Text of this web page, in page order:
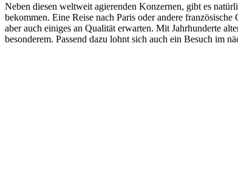
Neben diesen weltweit agierenden Konzernen, gibt es
bekommen. Eine Reise nach Paris oder andere
aber auch einiges an Qualität erwarten. Mit Jahrhunderte
besonderem. Passend dazu lohnt sich auch ein Besuch im